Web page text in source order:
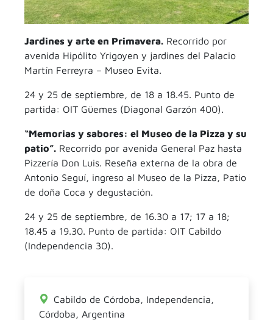
Jardines y arte en Primavera. Recorrido por
avenida Hipólito Yrigoyen y jardines del Palacio
Martín Ferreyra – Museo Evita.
24 y 25 de septiembre, de 18 a 18.45. Punto de
partida: OIT Güemes (Diagonal Garzón 400).
“Memorias y sabores: el Museo de la Pizza y su
patio”. Recorrido por avenida General Paz hasta
Pizzería Don Luis. Reseña externa de la obra de
Antonio Seguí, ingreso al Museo de la Pizza, Patio
de doña Coca y degustación.
24 y 25 de septiembre, de 16.30 a 17; 17 a 18;
18.45 a 19.30. Punto de partida: OIT Cabildo
(Independencia 30).
Cabildo de Córdoba, Independencia,
Córdoba, Argentina